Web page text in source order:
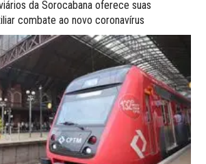
da Sorocabana oferece suas
combate ao novo coronavírus